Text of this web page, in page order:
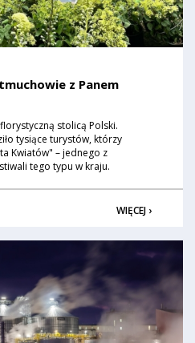
z Panem
stolicą Polski.
tysiące turystów, którzy
Kwiatów" – jednego z
tego typu w kraju.
WIĘCEJ ›